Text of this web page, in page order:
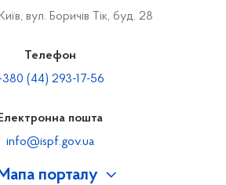
порталу
вул. Боричів Тік, буд. 28
Телефон
(44) 293-17-56
Електронна пошта
info@ispf.gov.ua